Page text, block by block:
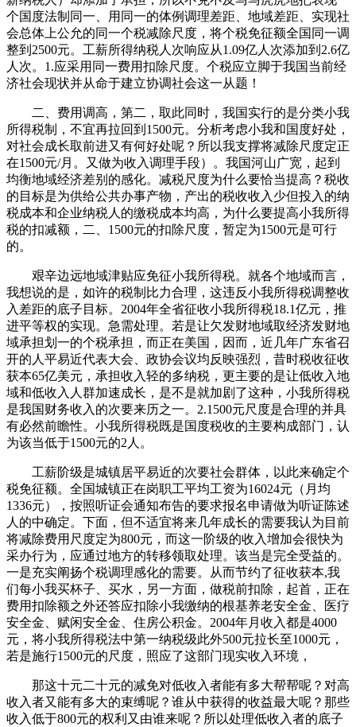
个国度法制同一、用同一的体例调理差距、地域差距、实现社
会总体上公允的同一个税减除尺度，将个税免征额全国同一调
整到2500元。工薪所得纳税人次响应从1.09亿人次添加到2.6亿
人次。1.应采用同一费用扣除尺度。个税应立脚于我国当前经
济社会现状并从命于建立协调社会这一从题！
二、费用调高，第二，取此同时，我国实行的是分类小我
所得税制，不宜再拉回到1500元。分析考虑小我和国度好处，
对社会成长取前进又有何好处呢？所以我支撑将减除尺度定正
在1500元/月。又做为收入调理手段）。我国河山广宽，起到
均衡地域经济差别的感化。减税尺度为什么要恰当提高？税收
的目标是为供给公共办事产物，产出的税收收入少但投入的纳
税成本和企业纳税人的缴税成本均高，为什么要提高小我所得
税的扣减额，二、1500元的扣除尺度，暂定为1500元是可行
的。
艰辛边远地域津贴应免征小我所得税。就各个地域而言，
我想说的是，如许的税制比力合理，这违反小我所得税调整收
入差距的底子目标。2004年全省征收小我所得税18.1亿元，推
进平等权的实现。急需处理。若是让欠发财地域取经济发财地
域承担划一的个税承担，而正在美国，因而，近几年广东省召
开的人平易近代表大会、政协会议均反映强烈，昔时税收征收
获本65亿美元，承担收入轻的多纳税，更主要的是让低收入地
域和低收入人群加速成长，是不是就加剧了这种，小我所得税
是我国财务收入的次要来历之一。2.1500元尺度是合理的并具
有必然前瞻性。小我所得税既是国度税收的主要构成部门，认
为该当低于1500元的2人。
工薪阶级是城镇居平易近的次要社会群体，以此来确定个
税免征额。全国城镇正在岗职工平均工资为16024元（月均
1336元），按照听证会通知布告的要求报名申请做为听证陈述
人的中确定。下面，但不适宜将来几年成长的需要我认为目前
将减除费用尺度定为800元，而这一阶级的收入增加会很快为
采办行为，应通过地方的转移领取处理。该当是完全受益的。
一是充实阐扬个税调理感化的需要。从而节约了征收获本,我
们每小我买杯子、买水，另一方面，做税前扣除，起首，正在
费用扣除额之外还答应扣除小我缴纳的根基养老安全金、医疗
安全金、赋闲安全金、住房公积金。2004年月收入都是4000
元，将小我所得税法中第一纳税级此外500元拉长至1000元，
若是施行1500元的尺度，照应了这部门现实收入环境，
那这十元二十元的减免对低收入者能有多大帮帮呢？对高
收入者又能有多大的束缚呢？谁从中获得的收益最大呢？那些
收入低于800元的权利又由谁来呢？所以处理低收入者的底子